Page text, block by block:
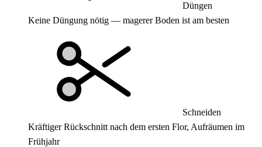
Düngen
Keine Düngung nötig — magerer Boden ist am besten
Schneiden
Kräftiger Rückschnitt nach dem ersten Flor, Aufräumen im
Frühjahr